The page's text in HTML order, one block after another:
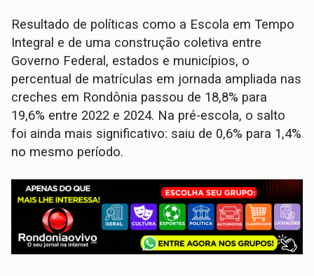
Resultado de políticas como a Escola em Tempo
Integral e de uma construção coletiva entre
Governo Federal, estados e municípios, o
percentual de matrículas em jornada ampliada nas
creches em Rondônia passou de 18,8% para
19,6% entre 2022 e 2024. Na pré-escola, o salto
foi ainda mais significativo: saiu de 0,6% para 1,4%
no mesmo período.